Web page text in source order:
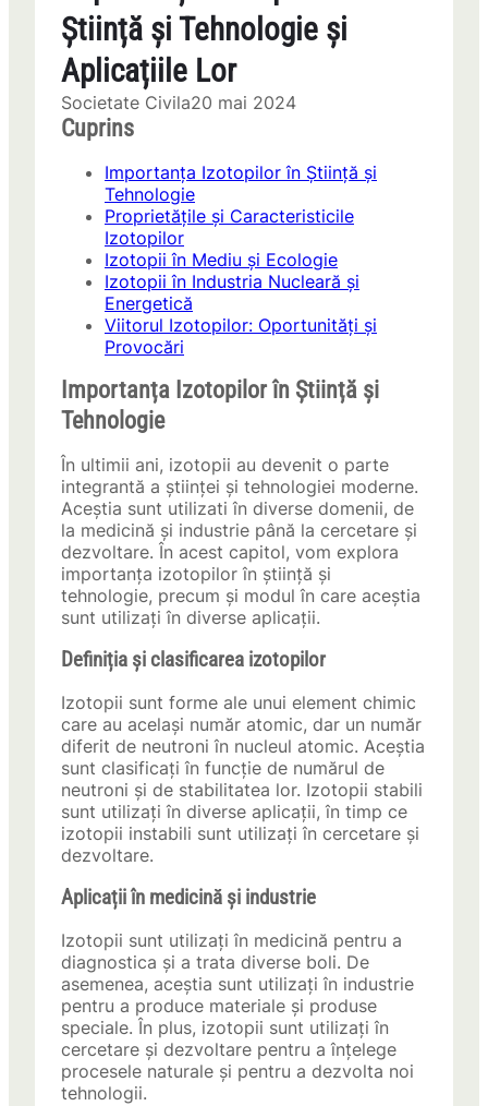
Știință și Tehnologie și
Aplicațiile Lor
Societate Civila20 mai 2024
Cuprins
Importanța Izotopilor în Știință și
Tehnologie
Proprietățile și Caracteristicile
Izotopilor
Izotopii în Mediu și Ecologie
Izotopii în Industria Nucleară și
Energetică
Viitorul Izotopilor: Oportunități și
Provocări
Importanța Izotopilor în Știință și
Tehnologie
În ultimii ani, izotopii au devenit o parte
integrantă a științei și tehnologiei moderne.
Aceștia sunt utilizati în diverse domenii, de
la medicină și industrie până la cercetare și
dezvoltare. În acest capitol, vom explora
importanța izotopilor în știință și
tehnologie, precum și modul în care aceștia
sunt utilizați în diverse aplicații.
Definiția și clasificarea izotopilor
Izotopii sunt forme ale unui element chimic
care au același număr atomic, dar un număr
diferit de neutroni în nucleul atomic. Aceștia
sunt clasificați în funcție de numărul de
neutroni și de stabilitatea lor. Izotopii stabili
sunt utilizați în diverse aplicații, în timp ce
izotopii instabili sunt utilizați în cercetare și
dezvoltare.
Aplicații în medicină și industrie
Izotopii sunt utilizați în medicină pentru a
diagnostica și a trata diverse boli. De
asemenea, aceștia sunt utilizați în industrie
pentru a produce materiale și produse
speciale. În plus, izotopii sunt utilizați în
cercetare și dezvoltare pentru a înțelege
procesele naturale și pentru a dezvolta noi
tehnologii.